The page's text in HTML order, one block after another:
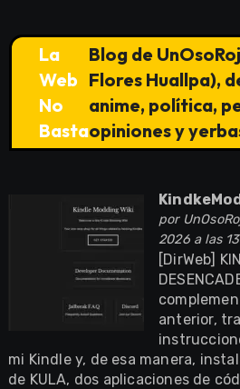
La
Web
No
Basta
Blog de
Flores Huallpa),
anime, política,
opiniones y
por
2026 a las
[DirWeb]
anterior,
mi Kindle y, de esa manera,
de KULA, dos aplicaciones de